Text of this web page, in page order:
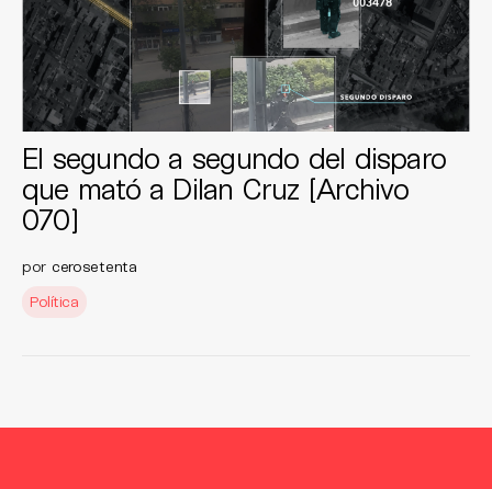
El segundo a segundo del disparo
que mató a Dilan Cruz [Archivo
070]
por cerosetenta
Política